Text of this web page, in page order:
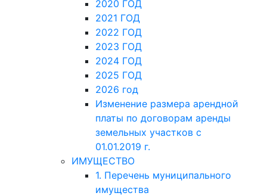
2020 ГОД
2021 ГОД
2022 ГОД
2023 ГОД
2024 ГОД
2025 ГОД
2026 год
Изменение размера арендной
платы по договорам аренды
земельных участков с
01.01.2019 г.
ИМУЩЕСТВО
1. Перечень муниципального
имущества